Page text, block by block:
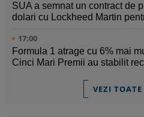
SUA a semnat un contract de
dolari cu Lockheed Martin
17:00
Formula 1 atrage cu 6% mai
Cinci Mari Premii au stabilit
VEZI